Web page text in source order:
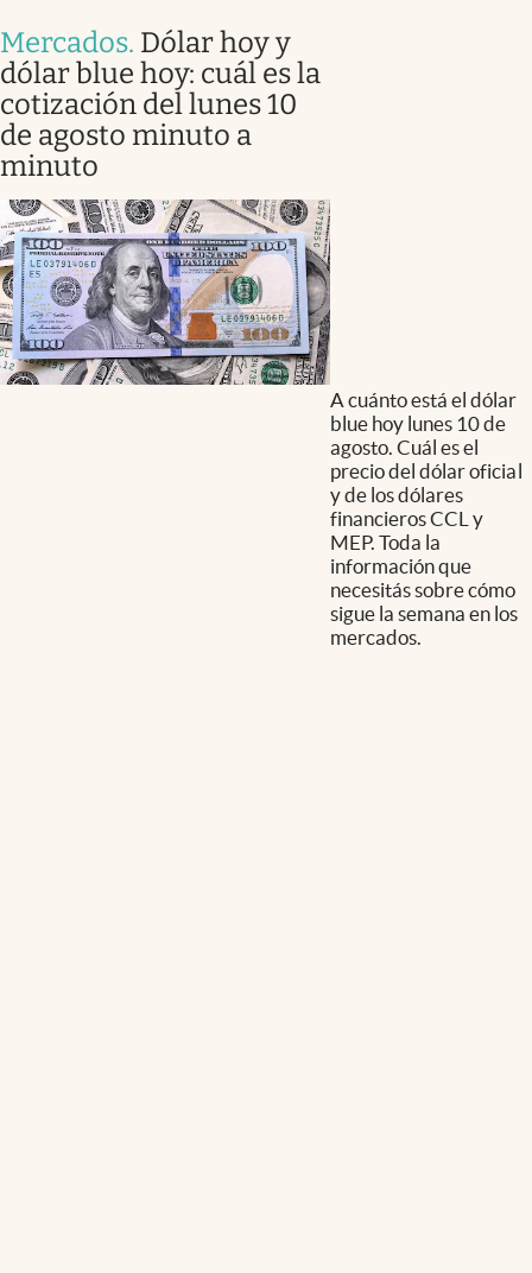
Mercados. Dólar hoy y
dólar blue hoy: cuál es la
cotización del lunes 10
de agosto minuto a
minuto
A cuánto está el dólar
blue hoy lunes 10 de
agosto. Cuál es el
precio del dólar oficial
y de los dólares
financieros CCL y
MEP. Toda la
información que
necesitás sobre cómo
sigue la semana en los
mercados.